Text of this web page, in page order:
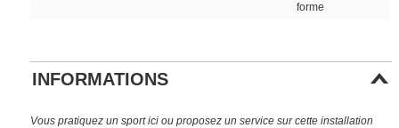
forme
INFORMATIONS
Vous pratiquez un sport ici ou proposez un service sur cette installation